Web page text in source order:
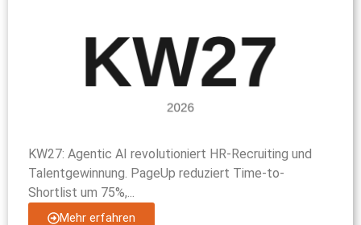
KW27: Agentic AI revolutioniert HR-Recruiting und
Talentgewinnung. PageUp reduziert Time-to-
Shortlist um 75%,...
Mehr erfahren